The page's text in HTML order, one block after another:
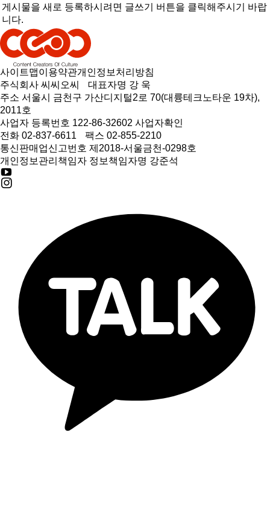
게시물을 새로 등록하시려면 글쓰기 버튼을 클릭해주시기 바랍
니다.
사이트맵이용약관개인정보처리방침
주식회사 씨씨오씨
대표자명 강 욱
주소 서울시 금천구 가산디지털2로 70(대륭테크노타운 19차),
2011호
사업자 등록번호 122-86-32602 사업자확인
전화 02-837-6611
팩스 02-855-2210
통신판매업신고번호 제2018-서울금천-0298호
개인정보관리책임자 정보책임자명 강준석